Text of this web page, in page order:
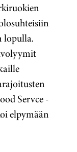
lopulla.
Servce -
elpymään